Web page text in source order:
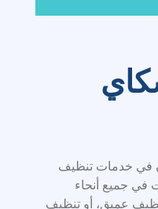
خدمات تنظيف
في جميع أنحاء
عميق، أو تنظيف